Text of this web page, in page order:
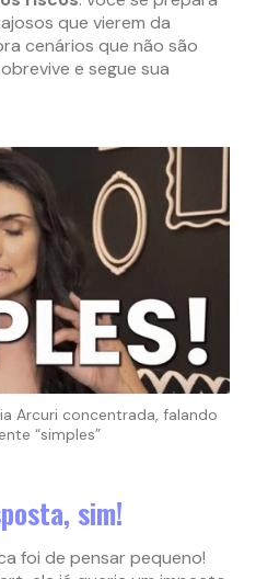
que vierem da
cenários que não são
e segue sua
Arcuri concentrada, falando
“simples”
sim!
foi de pensar pequeno!